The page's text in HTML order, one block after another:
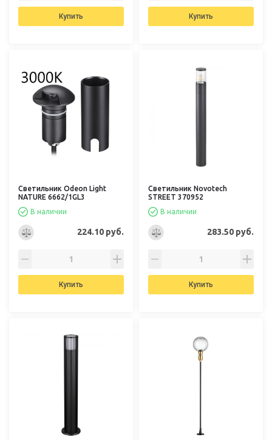
Купить Купить
Светильник Odeon Light
NATURE 6662/1GL3
В наличии
224.10 руб.
Купить
Светильник Novotech
STREET 370952
В наличии
283.50 руб.
Купить